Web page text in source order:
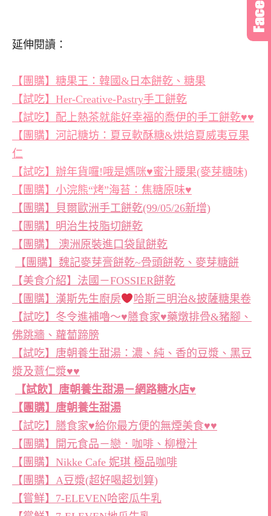
延伸閱讀：
【團購】糖果王：韓國&日本餅乾、糖果
【試吃】Her-Creative-Pastry手工餅乾
【試吃】配上熱茶就能好幸福的喬伊的手工餅乾♥♥
【團購】河記糖坊：夏豆軟酥糖&烘焙夏威夷豆果
仁
【試吃】辦年貨囉!哦是媽咪♥蜜汁腰果(麥芽糖味)
【團購】小浣熊“烤”海苔：焦糖原味♥
【團購】貝爾歐洲手工餅乾(99/05/26新增)
【團購】明治生技脂切餅乾
【團購】 澳洲原裝進口袋鼠餅乾
【團購】魏記麥芽膏餅乾~骨頭餅乾、麥芽糖餅
【美食介紹】法國－FOSSIER餅乾
【團購】漢斯先生廚房
哈斯三明治&披薩糖果卷
【試吃】冬令進補嚕～♥膳食家♥藥燉排骨&豬腳、
佛跳牆、蘿蔔蹄膀
【試吃】唐朝養生甜湯：濃、純、香的豆漿、黑豆
漿及薏仁漿♥♥
【試飲】唐朝養生甜湯－網路糖水店♥
【團購】唐朝養生甜湯
【試吃】膳食家♥給你最方便的無煙美食♥♥
【團購】開元食品－戀．咖啡、柳橙汁
【團購】Nikke Cafe 妮琪 極品咖啡
【團購】A豆漿(超好喝超划算)
【嘗鮮】7-ELEVEN哈密瓜牛乳